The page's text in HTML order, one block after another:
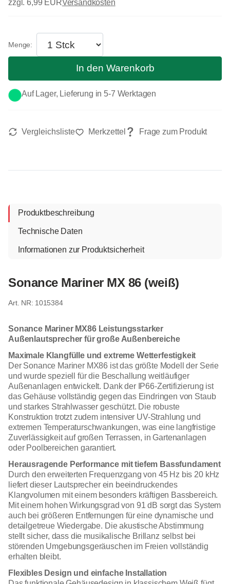
zzgl. 6,99 EURVersandkosten
Auf Lager, Lieferung in 5-7 Werktagen
In den Warenkorb
Produktbeschreibung
Technische Daten
Informationen zur Produktsicherheit
Sonance Mariner MX 86 (weiß)
1015384
Sonance Mariner MX86 Leistungsstarker
Außenlautsprecher für große Außenbereiche
Maximale Klangfülle und extreme Wetterfestigkeit
Der Sonance Mariner MX86 ist das größte Modell der Serie
und wurde speziell für die Beschallung weitläufiger
Außenanlagen entwickelt. Dank der IP66-Zertifizierung ist
das Gehäuse vollständig gegen das Eindringen von Staub
und starkes Strahlwasser geschützt. Die robuste
Konstruktion trotzt zudem intensiver UV-Strahlung und
extremen Temperaturschwankungen, was eine langfristige
Zuverlässigkeit auf großen Terrassen, in Gartenanlagen
oder Poolbereichen garantiert.
Herausragende Performance mit tiefem Bassfundament
Durch den erweiterten Frequenzgang von 45 Hz bis 20 kHz
liefert dieser Lautsprecher ein beeindruckendes
Klangvolumen mit einem besonders kräftigen Bassbereich.
Mit einem hohen Wirkungsgrad von 91 dB sorgt das System
auch bei größeren Entfernungen für eine dynamische und
detailgetreue Wiedergabe. Die akustische Abstimmung
stellt sicher, dass die musikalische Brillanz selbst bei
störenden Umgebungsgeräuschen im Freien vollständig
erhalten bleibt.
Flexibles Design und einfache Installation